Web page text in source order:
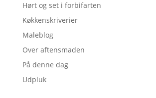
Hørt og set i forbifarten
Køkkenskriverier
Maleblog
Over aftensmaden
På denne dag
Udpluk